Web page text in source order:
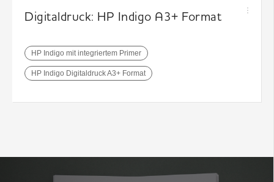
Digitaldruck: HP Indigo A3+ Format
HP Indigo mit integriertem Primer
HP Indigo Digitaldruck A3+ Format